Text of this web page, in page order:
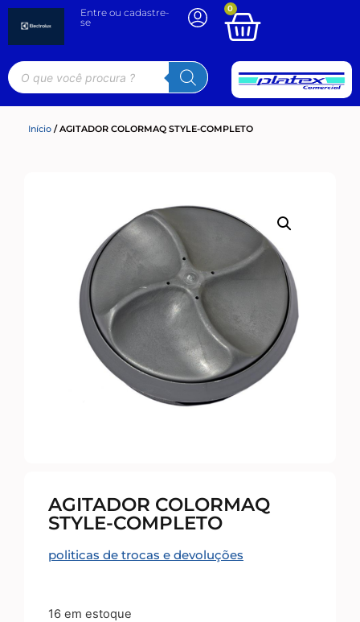
0
Entre ou cadastre-
se
Início / AGITADOR COLORMAQ STYLE-COMPLETO
AGITADOR COLORMAQ
STYLE-COMPLETO
politicas de trocas e devoluções
16 em estoque